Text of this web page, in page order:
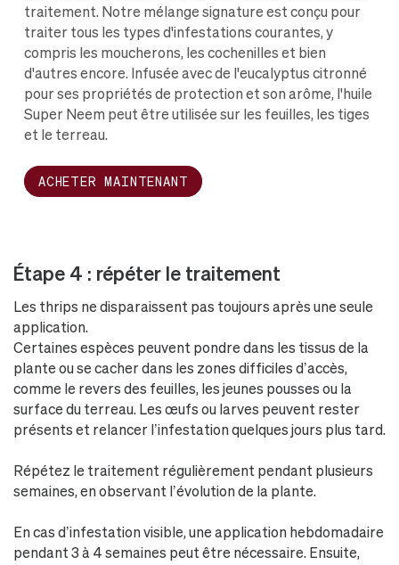
traitement. Notre mélange signature est conçu pour
traiter tous les types d'infestations courantes, y
compris les moucherons, les cochenilles et bien
d'autres encore. Infusée avec de l'eucalyptus citronné
pour ses propriétés de protection et son arôme, l'huile
Super Neem peut être utilisée sur les feuilles, les tiges
et le terreau.
ACHETER MAINTENANT
Étape 4 : répéter le traitement
Les thrips ne disparaissent pas toujours après une seule
application.
Certaines espèces peuvent pondre dans les tissus de la
plante ou se cacher dans les zones difficiles d’accès,
comme le revers des feuilles, les jeunes pousses ou la
surface du terreau. Les œufs ou larves peuvent rester
présents et relancer l’infestation quelques jours plus tard.
Répétez le traitement régulièrement pendant plusieurs
semaines, en observant l’évolution de la plante.
En cas d’infestation visible, une application hebdomadaire
pendant 3 à 4 semaines peut être nécessaire. Ensuite,